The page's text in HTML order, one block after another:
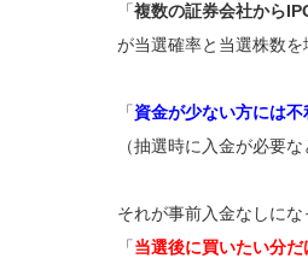
「複数の証券会社から
が当選確率と当選株数を
「資金が少ない方には不
（抽選時に入金が必要
それが事前入金なしにな
「当選後に買いたい分だ